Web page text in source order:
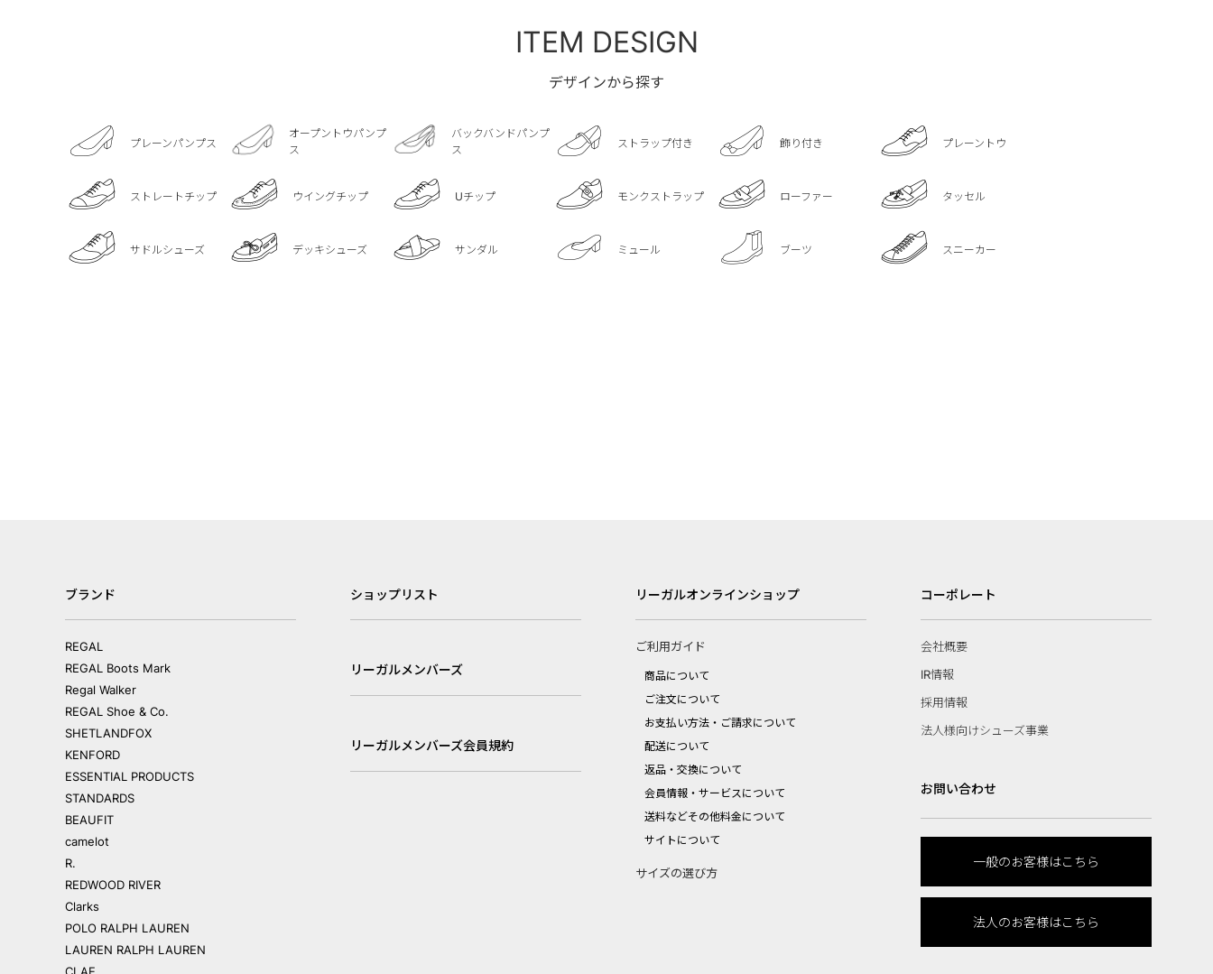
ITEM DESIGN
デザインから探す
プレーンパンプス
オープントウパンプ
ス
バックバンドパンプ
ス
ストラップ付き 飾り付き プレーントウ
ストレートチップ ウイングチップ Uチップ モンクストラップ ローファー タッセル
サドルシューズ デッキシューズ サンダル ミュール ブーツ スニーカー
ブランド
REGAL
REGAL Boots Mark
Regal Walker
REGAL Shoe & Co.
SHETLANDFOX
KENFORD
ESSENTIAL PRODUCTS
STANDARDS
BEAUFIT
camelot
R.
REDWOOD RIVER
Clarks
POLO RALPH LAUREN
LAUREN RALPH LAUREN
ショップリスト
リーガルメンバーズ
リーガルメンバーズ会員規約
リーガルオンラインショップ
ご利用ガイド
商品について
ご注文について
お支払い方法・ご請求について
配送について
返品・交換について
会員情報・サービスについて
送料などその他料金について
サイトについて
サイズの選び方
コーポレート
会社概要
IR情報
採用情報
法人様向けシューズ事業
お問い合わせ
一般のお客様はこちら
法人のお客様はこちら